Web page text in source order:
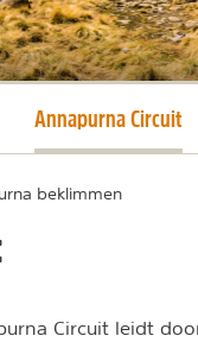
Huidige pagina
Annapurna Circuit
beklimmen
Circuit leidt